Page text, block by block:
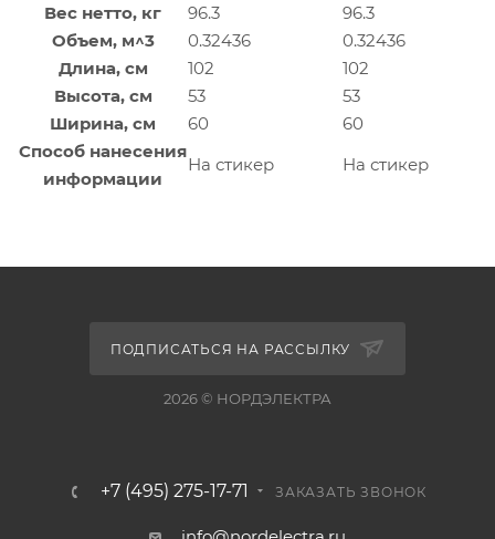
Вес нетто, кг
96.3
96.3
Объем, м^3
0.32436
0.32436
Длина, см
102
102
Высота, см
53
53
Ширина, см
60
60
Способ нанесения
информации
На стикер На стикер
ПОДПИСАТЬСЯ НА РАССЫЛКУ
2026 © НОРДЭЛЕКТРА
+7 (495) 275-17-71 ЗАКАЗАТЬ ЗВОНОК